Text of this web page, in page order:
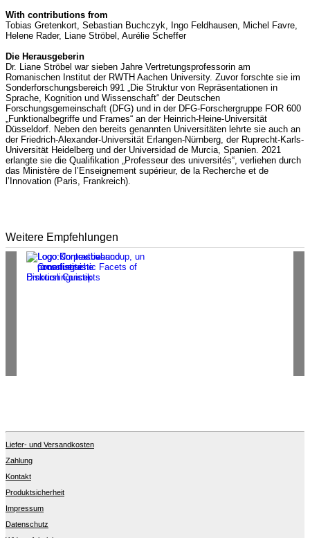
With contributions from
Tobias Gretenkort, Sebastian Buchczyk, Ingo Feldhausen, Michel Favre,
Helene Rader, Liane Ströbel, Aurélie Scheffer
Die Herausgeberin
Dr. Liane Ströbel war sieben Jahre Vertretungsprofessorin am
Romanischen Institut der RWTH Aachen University. Zuvor forschte sie im
Sonderforschungsbereich 991 „Die Struktur von Repräsentationen in
Sprache, Kognition und Wissenschaft“ der Deutschen
Forschungsgemeinschaft (DFG) und in der DFG-Forschergruppe FOR 600
„Funktionalbegriffe und Frames“ an der Heinrich-Heine-Universität
Düsseldorf. Neben den bereits genannten Universitäten lehrte sie auch an
der Friedrich-Alexander-Universität Erlangen-Nürnberg, der Ruprecht-Karls-
Universität Heidelberg und der Universidad de Murcia, Spanien. 2021
erlangte sie die Qualifikation „Professeur des universités“, verliehen durch
das Ministère de l’Enseignement supérieur, de la Recherche et de
l’Innovation (Paris, Frankreich).
Weitere Empfehlungen
Liefer- und Versandkosten
Zahlung
Kontakt
Produktsicherheit
Impressum
Datenschutz